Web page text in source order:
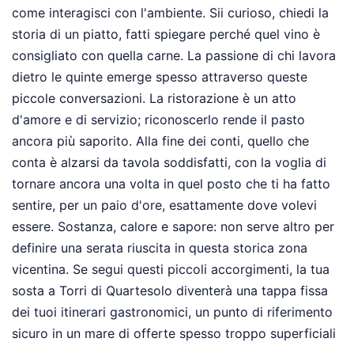
come interagisci con l'ambiente. Sii curioso, chiedi la
storia di un piatto, fatti spiegare perché quel vino è
consigliato con quella carne. La passione di chi lavora
dietro le quinte emerge spesso attraverso queste
piccole conversazioni. La ristorazione è un atto
d'amore e di servizio; riconoscerlo rende il pasto
ancora più saporito. Alla fine dei conti, quello che
conta è alzarsi da tavola soddisfatti, con la voglia di
tornare ancora una volta in quel posto che ti ha fatto
sentire, per un paio d'ore, esattamente dove volevi
essere. Sostanza, calore e sapore: non serve altro per
definire una serata riuscita in questa storica zona
vicentina. Se segui questi piccoli accorgimenti, la tua
sosta a Torri di Quartesolo diventerà una tappa fissa
dei tuoi itinerari gastronomici, un punto di riferimento
sicuro in un mare di offerte spesso troppo superficiali